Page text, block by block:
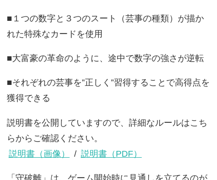
■１つの数字と３つのスート（芸事の種類）が描か
れた特殊なカードを使用
■大富豪の革命のように、途中で数字の強さが逆転
■それぞれの芸事を”正しく”習得することで高得点を
獲得できる
説明書を公開していますので、詳細なルールはこち
らからご確認ください。
説明書（画像）
/ 説明書（PDF）